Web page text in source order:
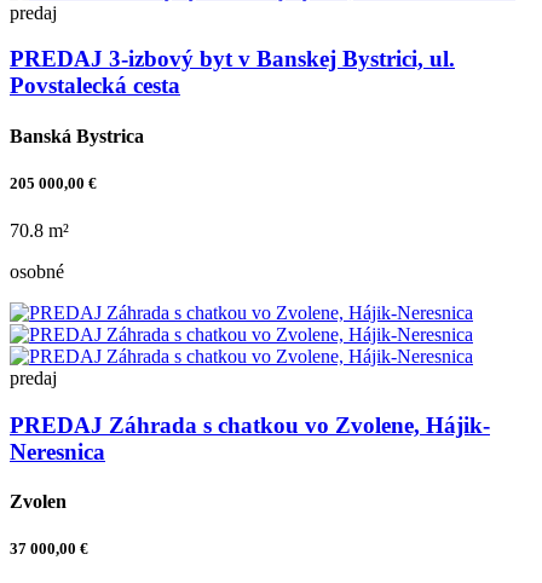
predaj
PREDAJ 3-izbový byt v Banskej Bystrici, ul.
Povstalecká cesta
Banská Bystrica
205 000,00 €
70.8 m²
osobné
predaj
PREDAJ Záhrada s chatkou vo Zvolene, Hájik-
Neresnica
Zvolen
37 000,00 €